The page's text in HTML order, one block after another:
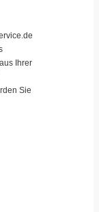
Ihrer
Sie